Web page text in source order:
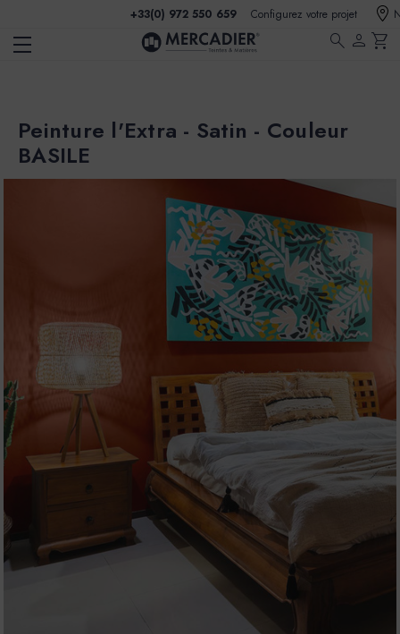
+33(0) 972 550 659 Configurez votre projet
search person shopping_cart
Peinture l'Extra - Satin - Couleur
BASILE